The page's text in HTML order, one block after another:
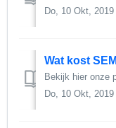
Do, 10 Okt,
Wat kost
Bekijk hier onze
Do, 10 Okt,